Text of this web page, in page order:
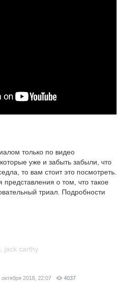
только по видео
уже и забыть забыли, что
то вам стоит это посмотреть.
представления о том, что такое
триал. Подробности
jack carthy
октября 2018, 22:07 4037